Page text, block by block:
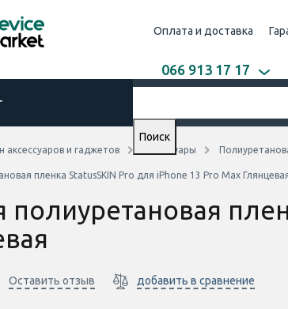
Оплата и доставка
066 913 17 17
Поиск
аксессуаров и гаджетов Аксессуары
пленка StatusSKIN Pro для iPhone 13 Pro Max
полиуретановая
Оставить отзыв добавить в сравнение